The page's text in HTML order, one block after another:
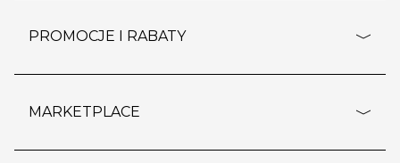
polityka prywatności
kontakt
dostawy i płatność
wypis z subskrypcji
regulamin sklepu
PROMOCJE I RABATY
outlet
MARKETPLACE